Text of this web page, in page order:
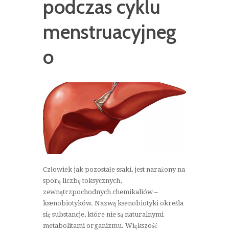
podczas cyklu
menstruacyjneg
o
Człowiek jak pozostałe ssaki, jest narażony na
sporą liczbę toksycznych,
zewnątrzpochodnych chemikaliów –
ksenobiotyków. Nazwą ksenobiotyki określa
się substancje, które nie są naturalnymi
metabolitami organizmu. Większość